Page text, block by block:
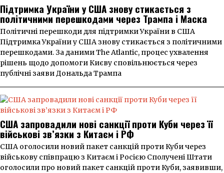
Підтримка України у США знову стикається з
політичними перешкодами через Трампа і Маска
Політичні перешкоди для підтримки України в США
Підтримка України у США знову стикається з політичними
перешкодами. За даними The Atlantic, процес ухвалення
рішень щодо допомоги Києву сповільнюється через
публічні заяви Дональда Трампа
США запровадили нові санкції проти Куби через її
військові зв’язки з Китаєм і РФ
США оголосили новий пакет санкцій проти Куби через
військову співпрацю з Китаєм і Росією Сполучені Штати
оголосили про новий пакет санкцій проти Куби, заявивши,